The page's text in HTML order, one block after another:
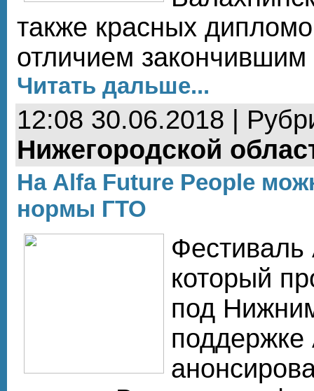
также красных
отличием
Читать дальше...
12:08 30.06.2018 |
Нижегородской
На Alfa Future People
нормы ГТО
Фестиваль
который
под